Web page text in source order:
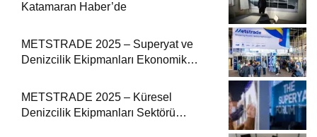
Katamaran Haber’de
METSTRADE 2025 – Superyat ve
Denizcilik Ekipmanları Ekonomik
METSTRADE 2025 – Küresel
Denizcilik Ekipmanları Sektörü